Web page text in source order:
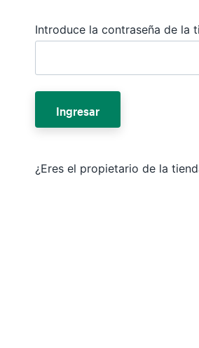
Introduce la contraseña de la
Ingresar
¿Eres el propietario de la